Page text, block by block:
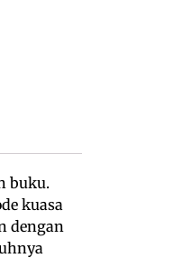
buku.
kuasa
dengan